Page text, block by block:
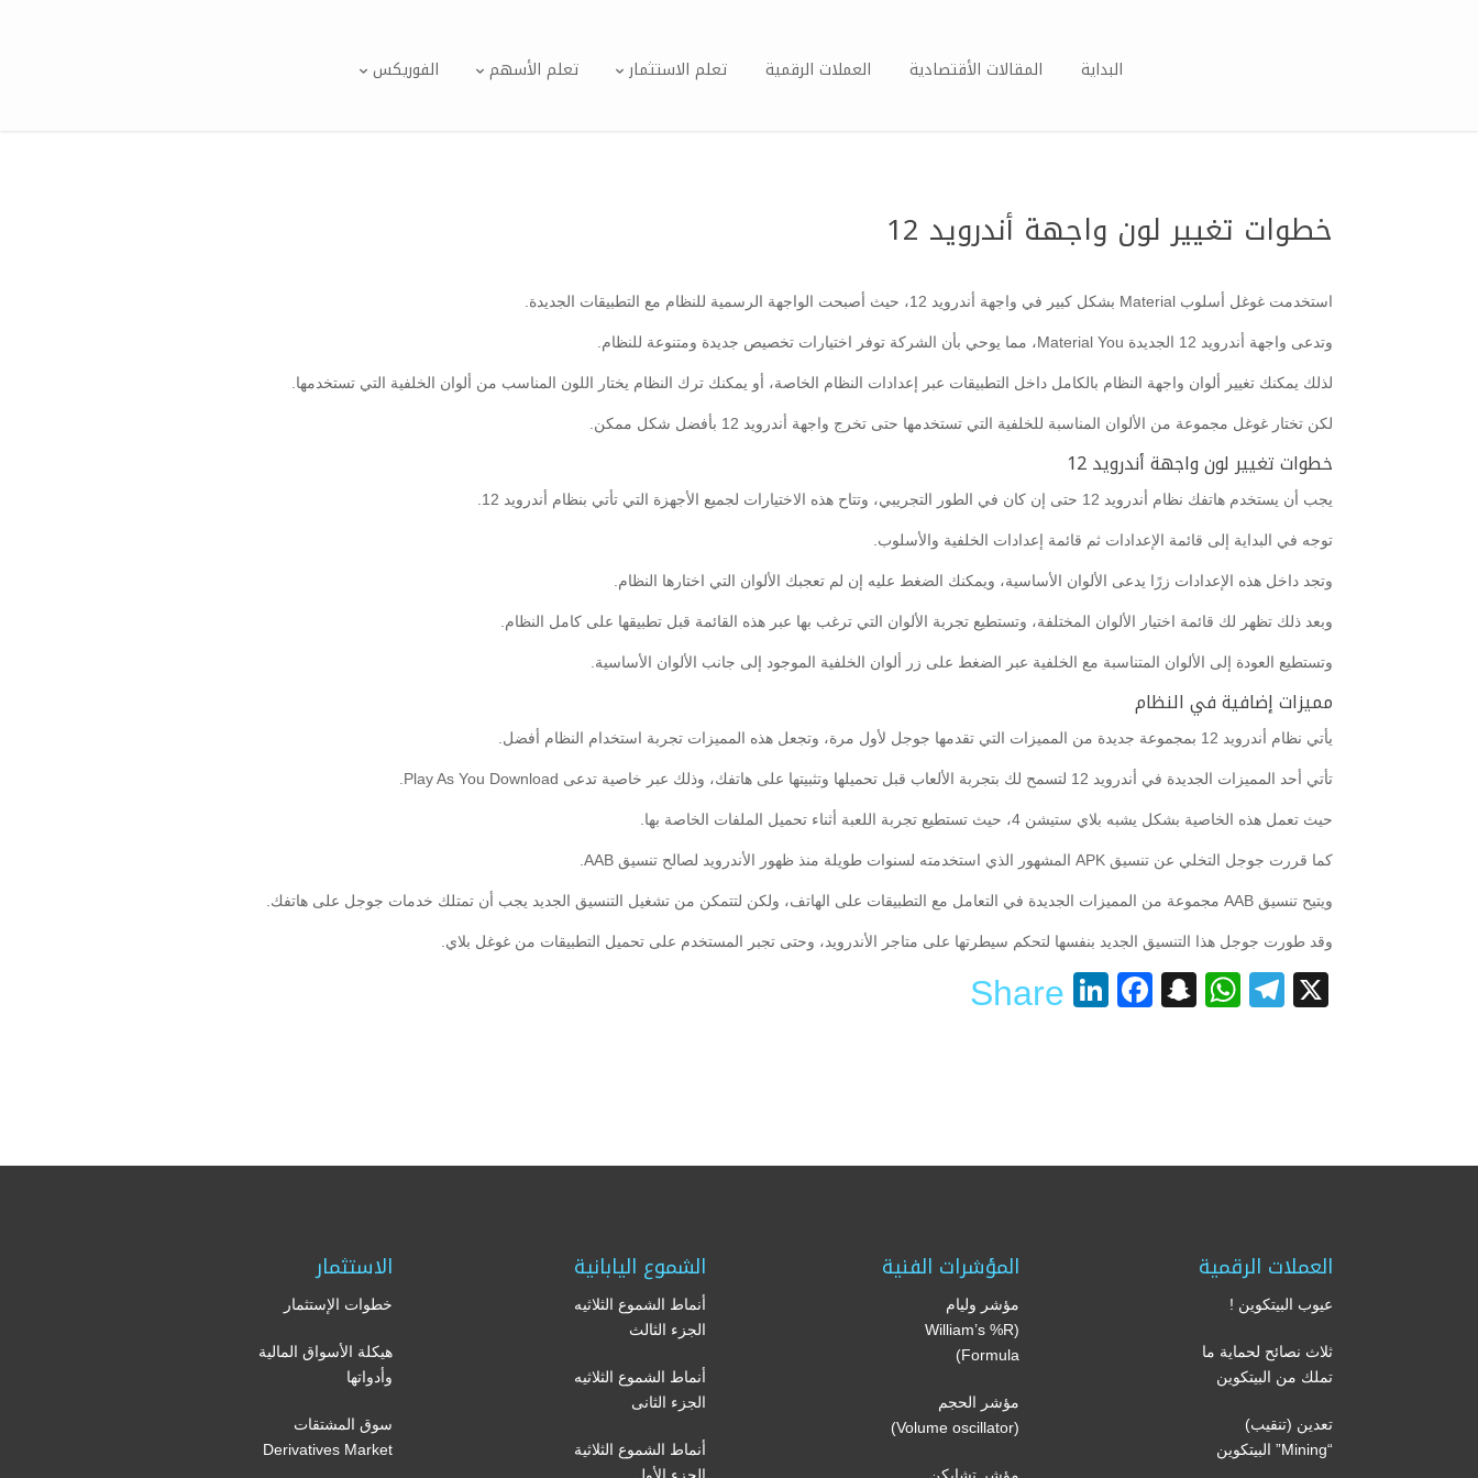
البداية المقالات الأقتصادية العملات الرقمية تعلم الاستثمار تعلم الأسهم الفوريكس
خطوات تغيير لون واجهة أندرويد 12
استخدمت غوغل أسلوب Material بشكل كبير في واجهة أندرويد 12، حيث أصبحت الواجهة الرسمية للنظام مع التطبيقات الجديدة.
وتدعى واجهة أندرويد 12 الجديدة Material You، مما يوحي بأن الشركة توفر اختيارات تخصيص جديدة ومتنوعة للنظام.
لذلك يمكنك تغيير ألوان واجهة النظام بالكامل داخل التطبيقات عبر إعدادات النظام الخاصة، أو يمكنك ترك النظام يختار اللون المناسب من ألوان الخلفية التي تستخدمها.
لكن تختار غوغل مجموعة من الألوان المناسبة للخلفية التي تستخدمها حتى تخرج واجهة أندرويد 12 بأفضل شكل ممكن.
خطوات تغيير لون واجهة أندرويد 12
يجب أن يستخدم هاتفك نظام أندرويد 12 حتى إن كان في الطور التجريبي، وتتاح هذه الاختيارات لجميع الأجهزة التي تأتي بنظام أندرويد 12.
توجه في البداية إلى قائمة الإعدادات ثم قائمة إعدادات الخلفية والأسلوب.
وتجد داخل هذه الإعدادات زرًا يدعى الألوان الأساسية، ويمكنك الضغط عليه إن لم تعجبك الألوان التي اختارها النظام.
وبعد ذلك تظهر لك قائمة اختيار الألوان المختلفة، وتستطيع تجربة الألوان التي ترغب بها عبر هذه القائمة قبل تطبيقها على كامل النظام.
وتستطيع العودة إلى الألوان المتناسبة مع الخلفية عبر الضغط على زر ألوان الخلفية الموجود إلى جانب الألوان الأساسية.
مميزات إضافية في النظام
يأتي نظام أندرويد 12 بمجموعة جديدة من المميزات التي تقدمها جوجل لأول مرة، وتجعل هذه المميزات تجربة استخدام النظام أفضل.
تأتي أحد المميزات الجديدة في أندرويد 12 لتسمح لك بتجربة الألعاب قبل تحميلها وتثبيتها على هاتفك، وذلك عبر خاصية تدعى Play As You Download.
حيث تعمل هذه الخاصية بشكل يشبه بلاي ستيشن 4، حيث تستطيع تجربة اللعبة أثناء تحميل الملفات الخاصة بها.
كما قررت جوجل التخلي عن تنسيق APK المشهور الذي استخدمته لسنوات طويلة منذ ظهور الأندرويد لصالح تنسيق AAB.
ويتيح تنسيق AAB مجموعة من المميزات الجديدة في التعامل مع التطبيقات على الهاتف، ولكن لتتمكن من تشغيل التنسيق الجديد يجب أن تمتلك خدمات جوجل على هاتفك.
وقد طورت جوجل هذا التنسيق الجديد بنفسها لتحكم سيطرتها على متاجر الأندرويد، وحتى تجبر المستخدم على تحميل التطبيقات من غوغل بلاي.
X
Telegram
WhatsApp
Snapchat
Facebook
LinkedIn
Share
العملات الرقمية
عيوب البيتكوين !
ثلاث نصائح لحماية ما
تملك من البيتكوين
تعدين (تنقيب)
“Mining” البيتكوين
المؤشرات الفنية
مؤشر وليام
(William’s %R
Formula)
مؤشر الحجم
(Volume oscillator)
الشموع اليابانية
أنماط الشموع الثلاثيه
الجزء الثالث
أنماط الشموع الثلاثيه
الجزء الثانى
أنماط الشموع الثلاثية
الاستثمار
خطوات الإستثمار
هيكلة الأسواق المالية
وأدواتها
سوق المشتقات
Derivatives Market